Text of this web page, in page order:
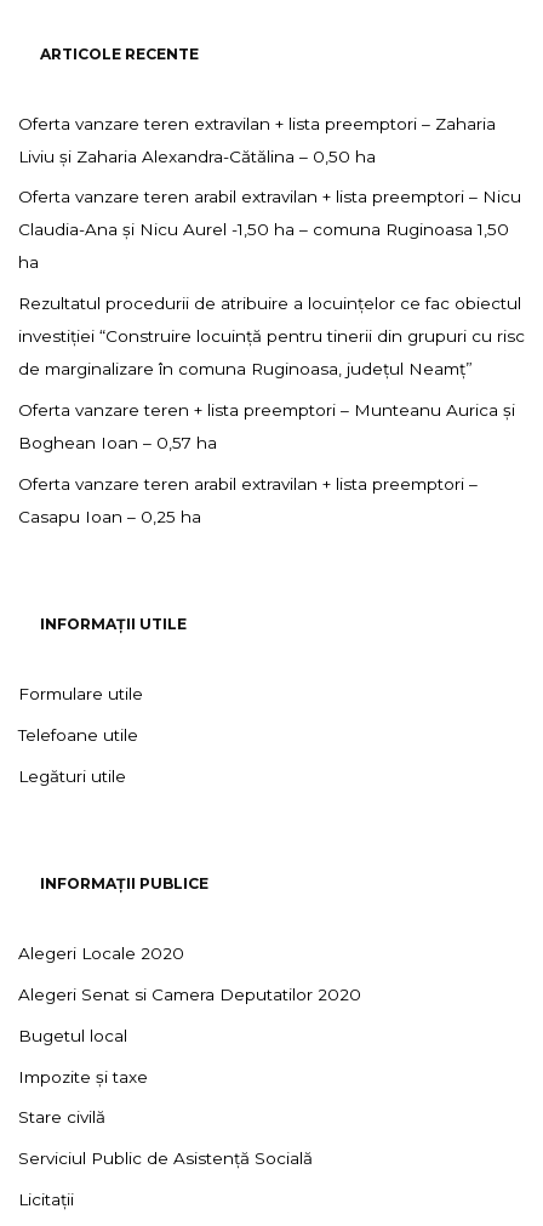
ARTICOLE RECENTE
Oferta vanzare teren extravilan + lista preemptori – Zaharia
Liviu și Zaharia Alexandra-Cătălina – 0,50 ha
Oferta vanzare teren arabil extravilan + lista preemptori – Nicu
Claudia-Ana și Nicu Aurel -1,50 ha – comuna Ruginoasa 1,50
ha
Rezultatul procedurii de atribuire a locuințelor ce fac obiectul
investiției “Construire locuință pentru tinerii din grupuri cu risc
de marginalizare în comuna Ruginoasa, județul Neamț”
Oferta vanzare teren + lista preemptori – Munteanu Aurica și
Boghean Ioan – 0,57 ha
Oferta vanzare teren arabil extravilan + lista preemptori –
Casapu Ioan – 0,25 ha
INFORMAȚII UTILE
Formulare utile
Telefoane utile
Legături utile
INFORMAȚII PUBLICE
Alegeri Locale 2020
Alegeri Senat si Camera Deputatilor 2020
Bugetul local
Impozite și taxe
Stare civilă
Serviciul Public de Asistență Socială
Licitații